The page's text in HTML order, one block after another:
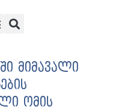
მიმავალი
ომის